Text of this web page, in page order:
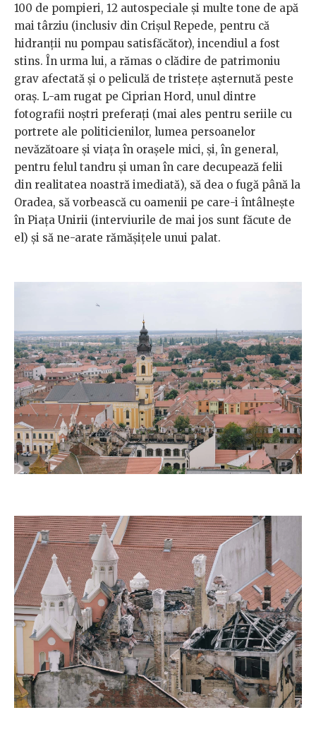
100 de pompieri, 12 autospeciale și multe tone de apă
mai târziu (inclusiv din Crișul Repede, pentru că
hidranții nu pompau satisfăcător), incendiul a fost
stins. În urma lui, a rămas o clădire de patrimoniu
grav afectată și o peliculă de tristețe așternută peste
oraș. L-am rugat pe Ciprian Hord, unul dintre
fotografii noștri preferați (mai ales pentru seriile cu
portrete ale politicienilor, lumea persoanelor
nevăzătoare și viața în orașele mici, și, în general,
pentru felul tandru și uman în care decupează felii
din realitatea noastră imediată), să dea o fugă până la
Oradea, să vorbească cu oamenii pe care-i întâlnește
în Piața Unirii (interviurile de mai jos sunt făcute de
el) și să ne-arate rămășițele unui palat.